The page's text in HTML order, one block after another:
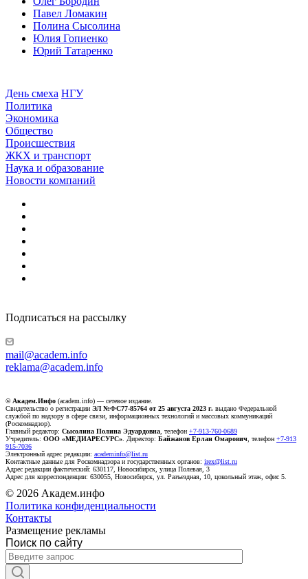
Павел Ломакин
Полина Сысолина
Юлия Гопиенко
Юрий Татаренко
День смеха НГУ
Политика
Экономика
Общество
Происшествия
ЖКХ и транспорт
Наука и образование
Новости компаний
Подписаться на рассылку
mail@academ.info
reklama@academ.info
© Академ.Инфо (academ.info) — сетевое издание.
Свидетельство о регистрации ЭЛ №ФС77-85764 от 25 августа 2023 г. выдано Федеральной
службой по надзору в сфере связи, информационных технологий и массовых коммуникаций
(Роскомнадзор).
Главный редактор: Сысолина Полина Эдуардовна , телефон +7-913-760-0689
Учредитель: ООО «МЕДИАРЕСУРС» . Директор: Байжанов Ерлан Омарович , телефон +7-913
915-7036
Электронный адрес редакции: academinfo@list.ru
Контактные данные для Роскомнадзора и государственных органов: irex@list.ru
Адрес редакции фактический: 630117, Новосибирск, улица Полевая, 3
Адрес для корреспонденции: 630055, Новосибирск, ул. Разъездная, 10, цокольный этаж, офис 5.
© 2026 Академ.инфо
Политика конфиденциальности
Контакты
Размещение рекламы
Поиск по сайту